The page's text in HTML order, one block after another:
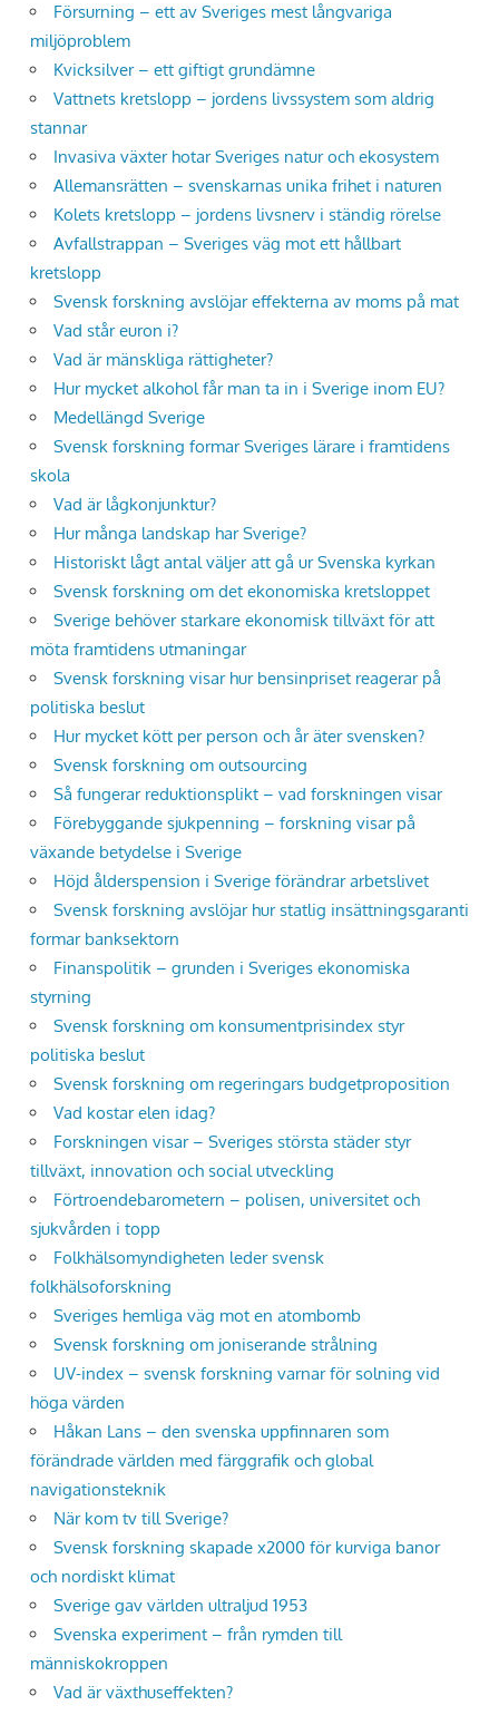
Försurning – ett av Sveriges mest långvariga
miljöproblem
Kvicksilver – ett giftigt grundämne
Vattnets kretslopp – jordens livssystem som aldrig
stannar
Invasiva växter hotar Sveriges natur och ekosystem
Allemansrätten – svenskarnas unika frihet i naturen
Kolets kretslopp – jordens livsnerv i ständig rörelse
Avfallstrappan – Sveriges väg mot ett hållbart
kretslopp
Svensk forskning avslöjar effekterna av moms på mat
Vad står euron i?
Vad är mänskliga rättigheter?
Hur mycket alkohol får man ta in i Sverige inom EU?
Medellängd Sverige
Svensk forskning formar Sveriges lärare i framtidens
skola
Vad är lågkonjunktur?
Hur många landskap har Sverige?
Historiskt lågt antal väljer att gå ur Svenska kyrkan
Svensk forskning om det ekonomiska kretsloppet
Sverige behöver starkare ekonomisk tillväxt för att
möta framtidens utmaningar
Svensk forskning visar hur bensinpriset reagerar på
politiska beslut
Hur mycket kött per person och år äter svensken?
Svensk forskning om outsourcing
Så fungerar reduktionsplikt – vad forskningen visar
Förebyggande sjukpenning – forskning visar på
växande betydelse i Sverige
Höjd ålderspension i Sverige förändrar arbetslivet
Svensk forskning avslöjar hur statlig insättningsgaranti
formar banksektorn
Finanspolitik – grunden i Sveriges ekonomiska
styrning
Svensk forskning om konsumentprisindex styr
politiska beslut
Svensk forskning om regeringars budgetproposition
Vad kostar elen idag?
Forskningen visar – Sveriges största städer styr
tillväxt, innovation och social utveckling
Förtroendebarometern – polisen, universitet och
sjukvården i topp
Folkhälsomyndigheten leder svensk
folkhälsoforskning
Sveriges hemliga väg mot en atombomb
Svensk forskning om joniserande strålning
UV-index – svensk forskning varnar för solning vid
höga värden
Håkan Lans – den svenska uppfinnaren som
förändrade världen med färggrafik och global
navigationsteknik
När kom tv till Sverige?
Svensk forskning skapade x2000 för kurviga banor
och nordiskt klimat
Sverige gav världen ultraljud 1953
Svenska experiment – från rymden till
människokroppen
Vad är växthuseffekten?